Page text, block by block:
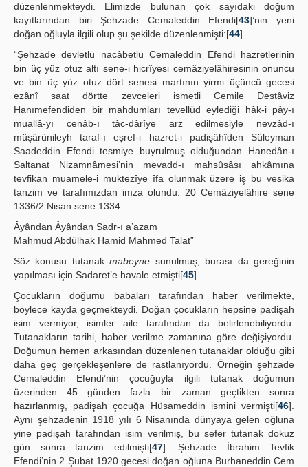
düzenlenmekteydi. Elimizde bulunan çok sayıdaki doğum
kayıtlarından biri Şehzade Cemaleddin Efendi[43]’nin yeni
doğan oğluyla ilgili olup şu şekilde düzenlenmişti:[44]
“Şehzade devletlü nacâbetlü Cemaleddin Efendi hazretlerinin
bin üç yüz otuz altı sene-i hicrîyesi cemâziyelâhiresinin onuncu
ve bin üç yüz otuz dört senesi martının yirmi üçüncü gecesi
ezânî saat dörtte zevceleri ismetli Cemile Destâviz
Hanımefendiden bir mahdumları tevellüd eylediği hâk-i pây-ı
muallâ-yı cenâb-ı tâc-dârîye arz edilmesiyle nevzâd-ı
müşârünileyh taraf-ı eşref-i hazret-i padişâhîden Süleyman
Saadeddin Efendi tesmiye buyrulmuş olduğundan Hanedân-ı
Saltanat Nizamnâmesi’nin mevadd-ı mahsûsâsı ahkâmına
tevfikan muamele-i muktezîye îfa olunmak üzere iş bu vesika
tanzim ve tarafımızdan imza olundu. 20 Cemâziyelâhire sene
1336/2 Nisan sene 1334.
Âyândan Âyândan Sadr-ı a’azam
Mahmud Abdülhak Hamid Mahmed Talat”
Söz konusu tutanakmabeyne sunulmuş, burası da gereğinin
yapılması için Sadaret’e havale etmişti[45].
Çocukların doğumu babaları tarafından haber verilmekte,
böylece kayda geçmekteydi. Doğan çocukların hepsine padişah
isim vermiyor, isimler aile tarafından da belirlenebiliyordu.
Tutanakların tarihi, haber verilme zamanına göre değişiyordu.
Doğumun hemen arkasından düzenlenen tutanaklar olduğu gibi
daha geç gerçekleşenlere de rastlanıyordu. Örneğin şehzade
Cemaleddin Efendi’nin çocuğuyla ilgili tutanak doğumun
üzerinden 45 günden fazla bir zaman geçtikten sonra
hazırlanmış, padişah çocuğa Hüsameddin ismini vermişti[46].
Aynı şehzadenin 1918 yılı 6 Nisanında dünyaya gelen oğluna
yine padişah tarafından isim verilmiş, bu sefer tutanak dokuz
gün sonra tanzim edilmişti[47]. Şehzade İbrahim Tevfik
Efendi’nin 2 Şubat 1920 gecesi doğan oğluna Burhaneddin Cem